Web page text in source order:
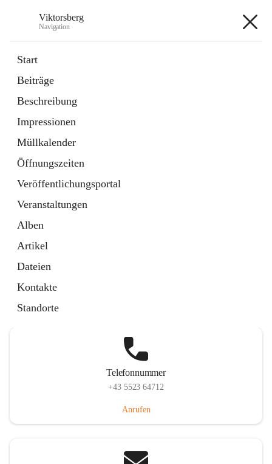
Viktorsberg
Navigation
Start
Beiträge
Beschreibung
Impressionen
Müllkalender
Öffnungszeiten
Veröffentlichungsportal
Veranstaltungen
Alben
Artikel
Dateien
Kontakte
Standorte
1 Schnellzugriff
Bürgerservice
10 Schnellzugriffe
Telefonnummer
+43 5523 64712
Anrufen